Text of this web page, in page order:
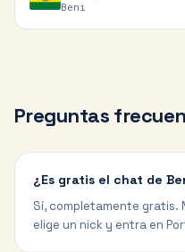
Beni
Preguntas
¿Es gratis el chat de
Sí, completamente gratis.
elige un nick y entra en